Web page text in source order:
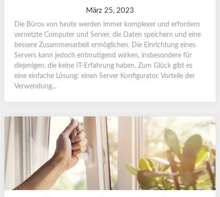
März 25, 2023
Die Büros von heute werden immer komplexer und erfordern
vernetzte Computer und Server, die Daten speichern und eine
bessere Zusammenarbeit ermöglichen. Die Einrichtung eines
Servers kann jedoch entmutigend wirken, insbesondere für
diejenigen, die keine IT-Erfahrung haben. Zum Glück gibt es
eine einfache Lösung: einen Server Konfigurator. Vorteile der
Verwendung...